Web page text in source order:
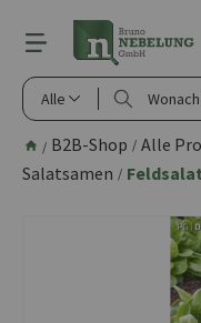
springen
Alle
/ B2B-Shop / Alle
Salatsamen / Feldsalat